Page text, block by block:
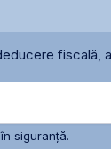
fiscală,
siguranță.